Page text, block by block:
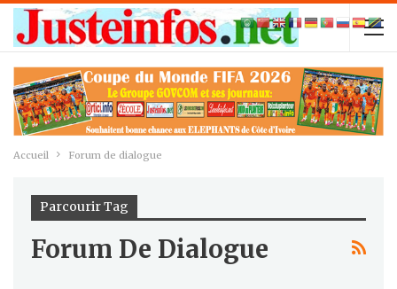
Accueil Forum de dialogue
Parcourir Tag
Forum De Dialogue